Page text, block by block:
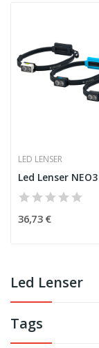
Led Lenser
Tags
LED LENSER
Led Lenser
36,73 €